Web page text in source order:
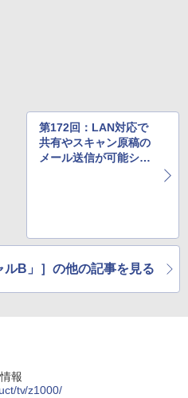
第172回：LAN対応で
共有やスキャン原稿の
メール送信が可能シャ
ルB」］の他の記事を見る
報
tv/z1000/